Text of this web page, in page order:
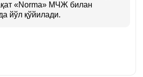
«Norma» МЧЖ билан
йўл қўйилади.